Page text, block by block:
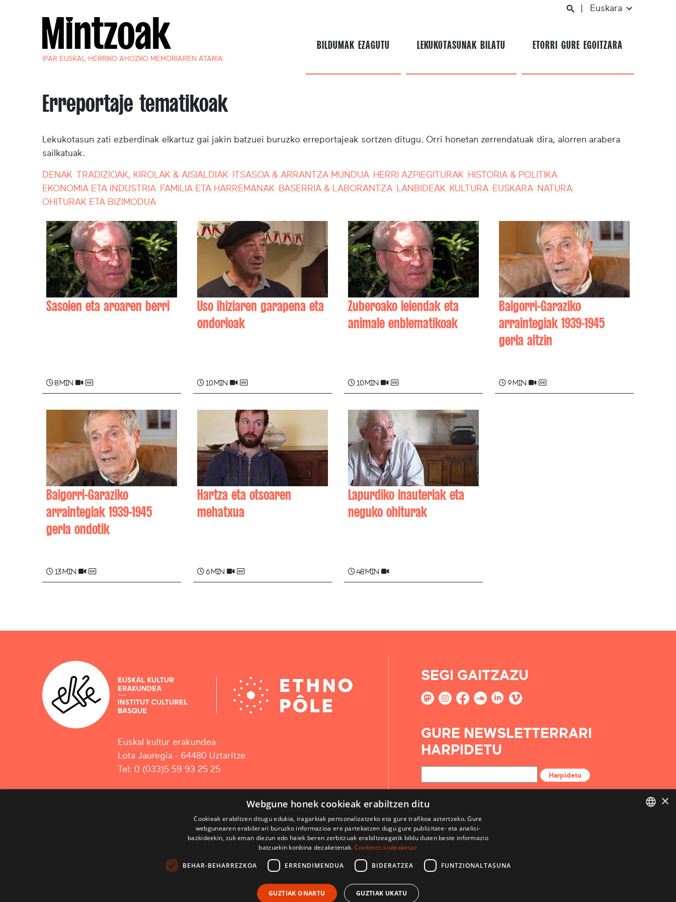
IPAR EUSKAL HERRIKO AHOZKO MEMORIAREN ATARIA
Euskara
BILDUMAK EZAGUTU LEKUKOTASUNAK BILATU ETORRI GURE EGOITZARA
Erreportaje tematikoak
Lekukotasun zati ezberdinak elkartuz gai jakin batzuei buruzko erreportajeak sortzen ditugu. Orri honetan zerrendatuak dira, alorren arabera
sailkatuak.
DENAK TRADIZIOAK, KIROLAK & AISIALDIAK ITSASOA & ARRANTZA MUNDUA HERRI AZPIEGITURAK HISTORIA & POLITIKA
EKONOMIA ETA INDUSTRIA FAMILIA ETA HARREMANAK BASERRIA & LABORANTZA LANBIDEAK KULTURA EUSKARA NATURA
OHITURAK ETA BIZIMODUA
Sasoien eta aroaren berri
8 min
Uso ihiziaren garapena eta
ondorioak
10 min
Zuberoako leiendak eta
animale enblematikoak
10 min
Baigorri-Garaziko
arraintegiak 1939-1945
gerla aitzin
9 min
Baigorri-Garaziko
arraintegiak 1939-1945
gerla ondotik
13 min
Hartza eta otsoaren
mehatxua
6 min
Lapurdiko inauteriak eta
neguko ohiturak
48 min
Euskal kultur erakundea
Lota Jauregia - 64480 Uztaritze
Tel: 0 (033)5 59 93 25 25
SEGI GAITZAZU
GURE NEWSLETTERRARI
HARPIDETU
Harpidetu
KONTAKTUA
×
Webgune honek cookieak erabiltzen ditu
Cookieak erabiltzen ditugu edukia, iragarkiak pertsonalizatzeko eta gure trafikoa aztertzeko. Gure
webgunearen erabilerari buruzko informazioa ere partekatzen dugu gure publizitate- eta analisi-
bazkideekin, zuk eman diezun edo haiek beren zerbitzuak erabiltzeagatik bildu duten beste informazio
batzuekin konbina dezaketenak. Cookieen kudeaketaz
BEHAR-BEHARREZKOA ERRENDIMENDUA BIDERATZEA FUNTZIONALTASUNA
GUZTIAK ONARTU GUZTIAK UKATU